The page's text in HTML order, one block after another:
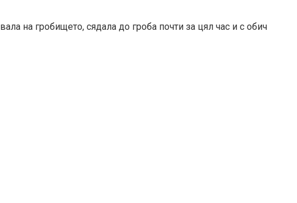
на гробището, сядала до гроба почти за цял час и с обич